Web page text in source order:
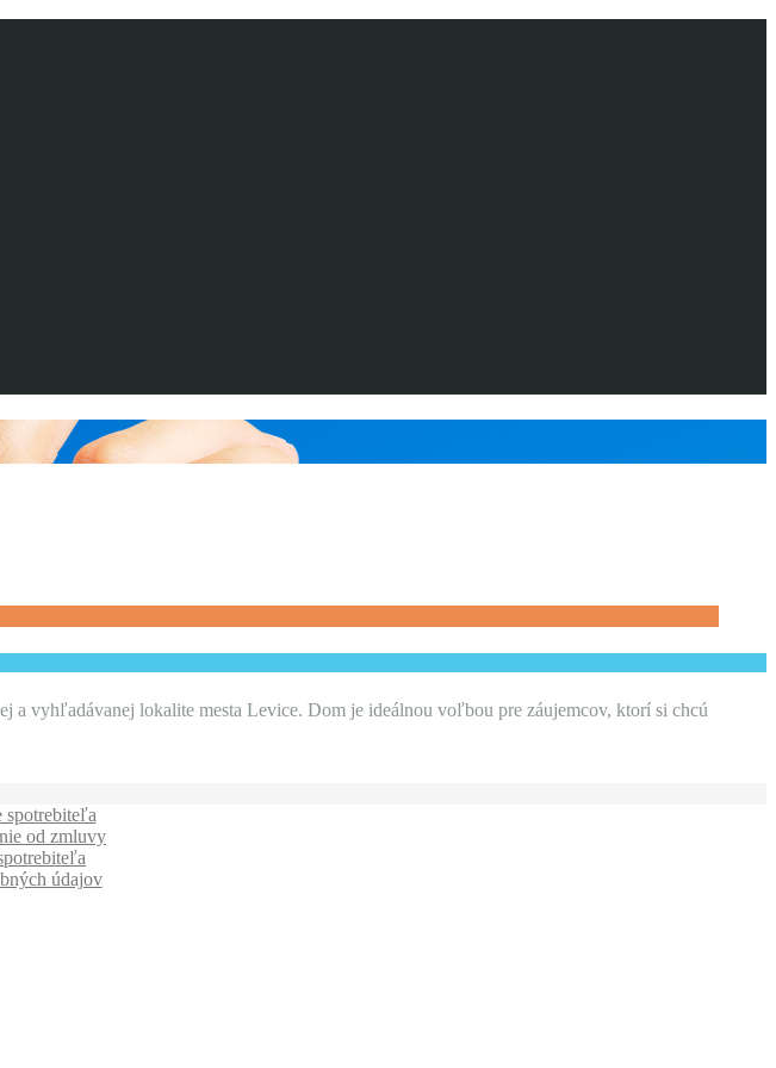
a vyhľadávanej lokalite mesta Levice. Dom je ideálnou voľbou pre záujemcov, ktorí si chcú
spotrebiteľa
od zmluvy
údajov